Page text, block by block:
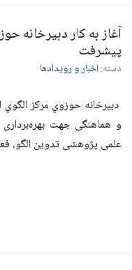
آغاز به کار دبيرخانه
پيشرفت
دسته:اخبار و رویدادها
دبيرخانه حوزوي مركز
و هماهنگی جهت
علمی پژوهشی تدوین الگو،